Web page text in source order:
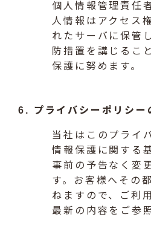
個人情報管理責任
人情報はアクセス
れたサーバに保管
防措置を講じるこ
保護に努めます。
6. プライバシーポリシー
当社はこのプライ
情報保護に関する
事前の予告なく変
す。お客様へその
ねますので、ご利
最新の内容をご参